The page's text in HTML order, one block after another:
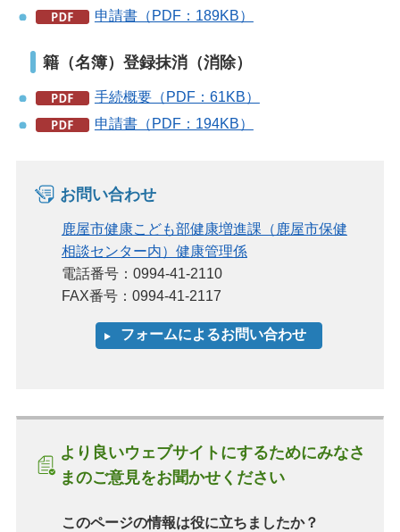
申請書（PDF：189KB）
籍（名簿）登録抹消（消除）
手続概要（PDF：61KB）
申請書（PDF：194KB）
お問い合わせ
鹿屋市健康こども部健康増進課（鹿屋市保健
相談センター内）健康管理係
電話番号：0994-41-2110
FAX番号：0994-41-2117
より良いウェブサイトにするためにみなさ
まのご意見をお聞かせください
このページの情報は役に立ちましたか？